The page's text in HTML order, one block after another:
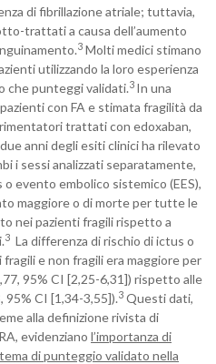
di fibrillazione atriale; tuttavia,
trattati a causa dell’aumento
3 Molti medici stimano
utilizzando la loro esperienza
che punteggi validati.3 In una
con FA e stimata fragilità da
trattati con edoxaban,
anni degli esiti clinici ha rilevato
i sessi analizzati separatamente,
evento embolico sistemico (EES),
maggiore o di morte per tutte le
nei pazienti fragili rispetto a
3 La differenza di rischio di ictus o
fragili e non fragili era maggiore per
95% CI [2,25-6,31]) rispetto alle
95% CI [1,34-3,55]).3 Questi dati,
alla definizione rivista di
evidenziano l’importanza di
di punteggio validato nella